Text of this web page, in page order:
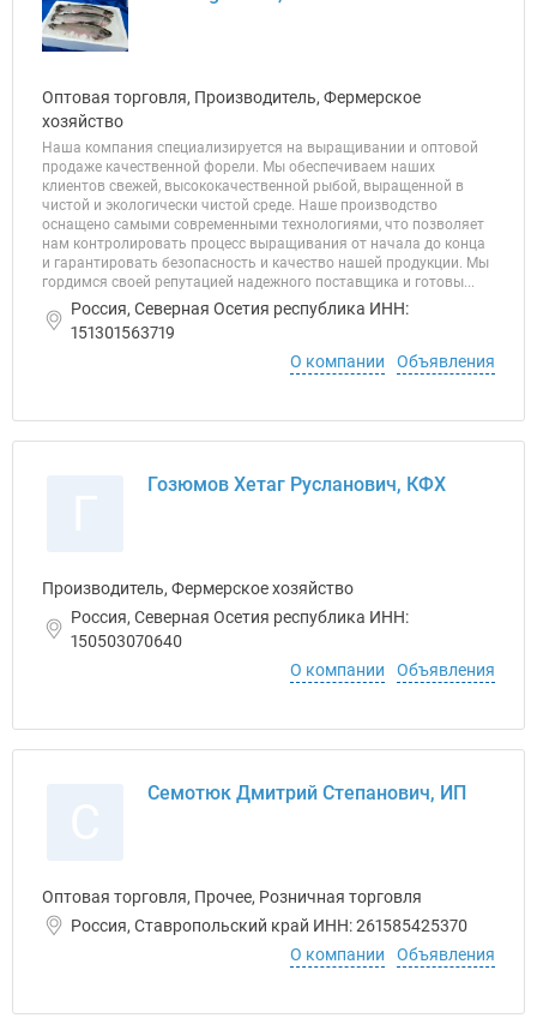
Оптовая торговля, Производитель, Фермерское
хозяйство
Наша компания специализируется на выращивании и оптовой
продаже качественной форели. Мы обеспечиваем наших
клиентов свежей, высококачественной рыбой, выращенной в
чистой и экологически чистой среде. Наше производство
оснащено самыми современными технологиями, что позволяет
нам контролировать процесс выращивания от начала до конца
и гарантировать безопасность и качество нашей продукции. Мы
гордимся своей репутацией надежного поставщика и готовы...
Россия, Северная Осетия республика ИНН:
151301563719
О компании
Объявления
Гозюмов Хетаг Русланович, КФХ
Производитель, Фермерское хозяйство
Россия, Северная Осетия республика ИНН:
150503070640
О компании
Объявления
Семотюк Дмитрий Степанович, ИП
Оптовая торговля, Прочее, Розничная торговля
Россия, Ставропольский край ИНН: 261585425370
О компании
Объявления